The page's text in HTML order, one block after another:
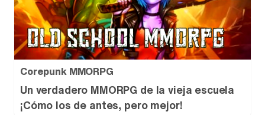
Corepunk MMORPG
Un verdadero MMORPG de la vieja escuela
¡Cómo los de antes, pero mejor!